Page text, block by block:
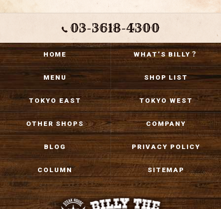
03-3618-4300
HOME WHAT’S BILLY？
MENU SHOP LIST
TOKYO EAST TOKYO WEST
OTHER SHOPS COMPANY
BLOG PRIVACY POLICY
COLUMN SITEMAP